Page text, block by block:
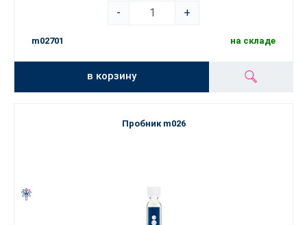
-
+
m02701 на складе
в корзину
Пробник m026